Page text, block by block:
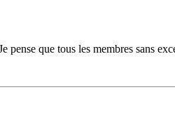
pense que tous les membres sans